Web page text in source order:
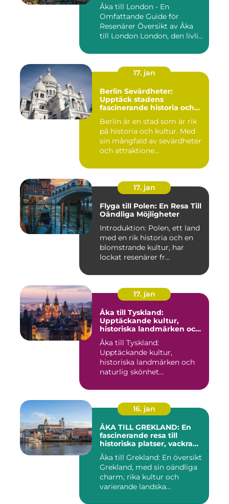
Åka till London - En
Omfattande Guide för
Resenärer Översikt av Åka
till London London, den livli...
17. jan
Berlin Sevärdheter:
Upptäck stadens
fascinerande historia och
Berlin är en stad som är rik
på historia och kultur. Med
sin mångfald av sevärdheter
och attraktione...
17. jan
Flyga till Polen: En Resa Till
Oändliga Möjligheter
Introduktion: Polen, ett land
med en rik historia och en
blomstrande kultur, har
lockat resenärer fr...
17. jan
Åka till Tyskland:
Upptäckande kultur,
historiska landmärken och
naturlig skönhet
Åka till Tyskland:
Upptäckande kultur,
historiska landmärken och
naturlig skönhet
16. jan
ÅKA TILL GREKLAND: En
fascinerande resa till
historiska platser, vackra
stränder och lockande
kulturer
Åka till Grekland: En översikt
Grekland, med sin oändliga
charm, rika kultur och
varierande landska...